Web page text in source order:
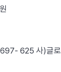
625 사)글로